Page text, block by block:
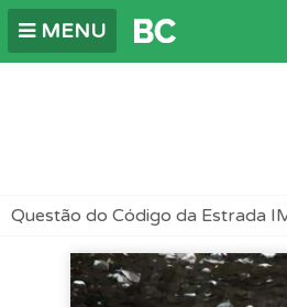
MENU
Questão do Código da Estrada